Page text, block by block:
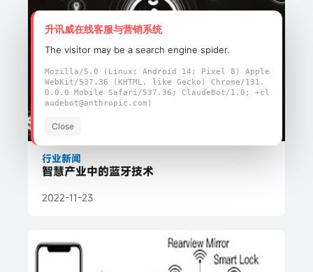
行业新闻
智慧产业中的蓝牙技术
2022-11-23
升讯威在线客服与营销系统
The visitor may be a search engine spider.
Mozilla/5.0 (Linux; Android 14; Pixel 8) Apple
WebKit/537.36 (KHTML, like Gecko) Chrome/131.
0.0.0 Mobile Safari/537.36; ClaudeBot/1.0; +cl
audebot@anthropic.com)
Close